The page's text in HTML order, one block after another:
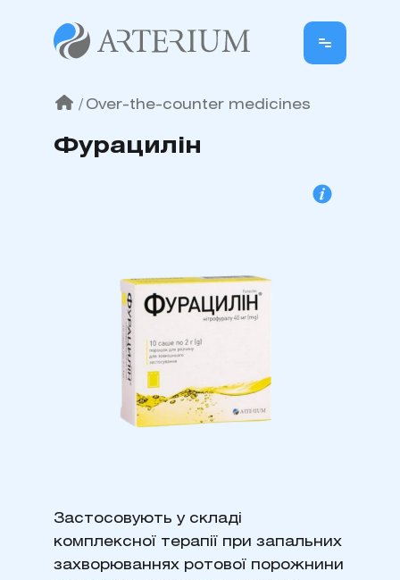
/ Over-the-counter medicines
Фурацилін
Застосовують у складі
комплексної терапії при запальних
захворюваннях ротової порожнини